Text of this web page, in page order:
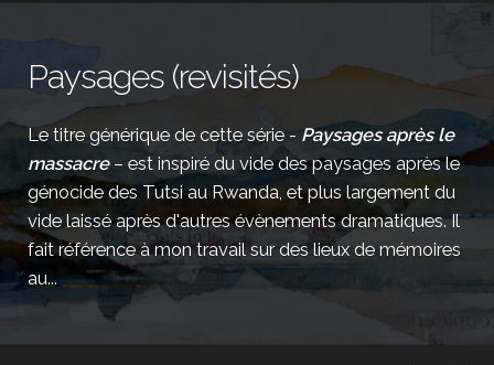
Paysages (revisités)
Le titre générique de cette série - Paysages après le
massacre– est inspiré du vide des paysages après le
génocide des Tutsi au Rwanda, et plus largement du
vide laissé après d'autres évènements dramatiques. Il
fait référence à mon travail sur des lieux de mémoires
au...